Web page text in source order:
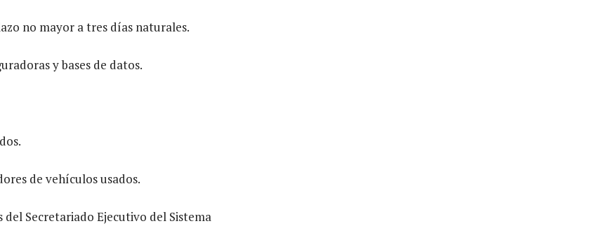
no mayor a tres días naturales.
y bases de datos.
de vehículos usados.
Secretariado Ejecutivo del Sistema